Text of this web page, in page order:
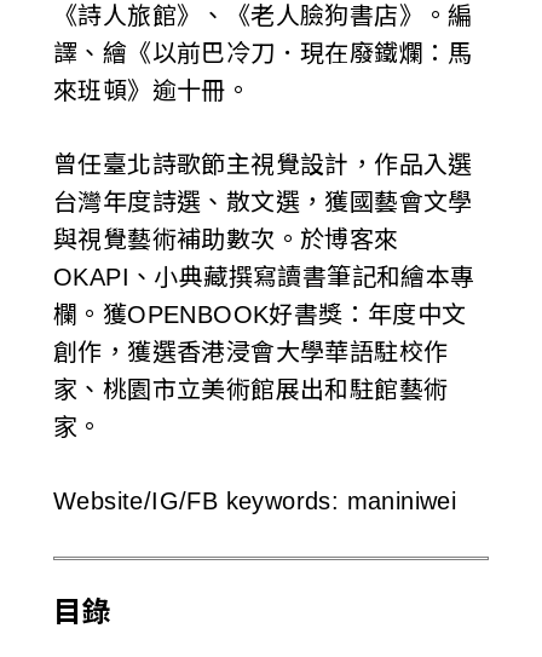
《詩人旅館》、《老人臉狗書店》。編
譯、繪《以前巴冷刀．現在廢鐵爛：馬
來班頓》逾十冊。
曾任臺北詩歌節主視覺設計，作品入選
台灣年度詩選、散文選，獲國藝會文學
與視覺藝術補助數次。於博客來
OKAPI、小典藏撰寫讀書筆記和繪本專
欄。獲OPENBOOK好書獎：年度中文
創作，獲選香港浸會大學華語駐校作
家、桃園市立美術館展出和駐館藝術
家。
Website/IG/FB keywords: maniniwei
目錄